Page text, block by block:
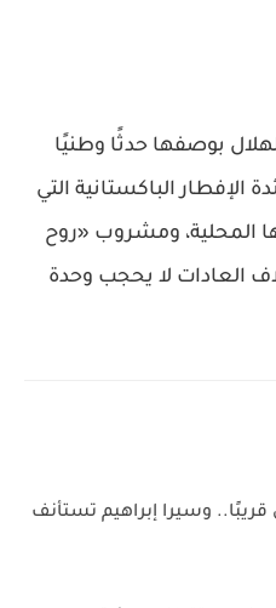
بوصفها حدثًا وطنيًا
الإفطار الباكستانية التي
المحلية، ومشروب «روح
العادات لا يحجب وحدة
3» ينطلق قريبًا.. وسيرا إبراهيم تستأنف